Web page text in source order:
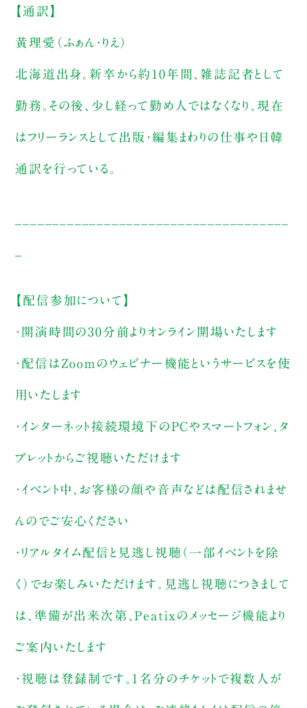
【通訳】
黄理愛（ふぁん・りえ）
北海道出身。新卒から約10年間、雑誌記者として
勤務。その後、少し経って勤め人ではなくなり、現在
はフリーランスとして出版・編集まわりの仕事や日韓
通訳を行っている。
【配信参加について】
・開演時間の30分前よりオンライン開場いたします
・配信はZoomのウェビナー機能というサービスを使
用いたします
・インターネット接続環境下のPCやスマートフォン、タ
ブレットからご視聴いただけます
・イベント中、お客様の顔や音声などは配信されませ
んのでご安心ください
・リアルタイム配信と見逃し視聴（一部イベントを除
く）でお楽しみいただけます。見逃し視聴につきまして
は、準備が出来次第、Peatixのメッセージ機能より
ご案内いたします
・視聴は登録制です。1名分のチケットで複数人が